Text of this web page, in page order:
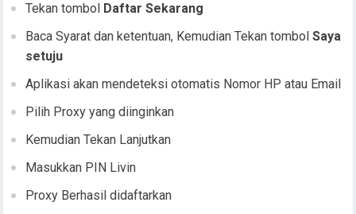
Tekan tombol
Daftar Sekarang
Baca Syarat dan ketentuan, Kemudian Tekan tombolSaya
setuju
Aplikasi akan mendeteksi otomatis Nomor HP atau Email
Pilih Proxy yang diinginkan
Kemudian Tekan Lanjutkan
Masukkan PIN Livin
Proxy Berhasil didaftarkan